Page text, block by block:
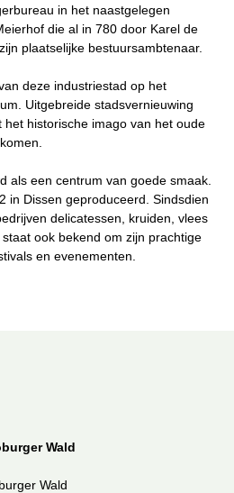
in het naastgelegen
die al in 780 door Karel de
plaatselijke bestuursambtenaar.
deze industriestad op het
Uitgebreide stadsvernieuwing
historische imago van het oude
als een centrum van goede smaak.
in Dissen geproduceerd. Sindsdien
delicatessen, kruiden, vlees
ook bekend om zijn prachtige
en evenementen.
Wald
Wald